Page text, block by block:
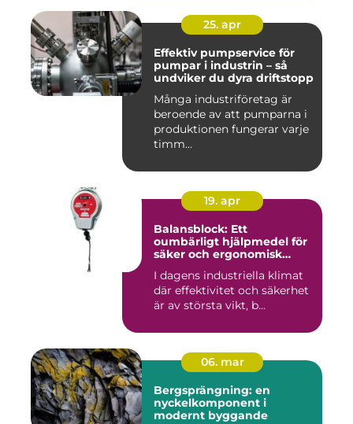
25. apr
Effektiv pumpservice för
pumpar i industrin – så
undviker du dyra driftstopp
Många industriföretag är
beroende av att pumparna i
produktionen fungerar varje
timm...
19. apr
Balansblock: Ett
oumbärligt hjälpmedel för
säker och ergonomisk
I dagens industriella klimat
där effektivitet och säkerhet
är av största vikt, b...
06. mar
Bergsprängning: en
nyckelkomponent i
modernt byggande